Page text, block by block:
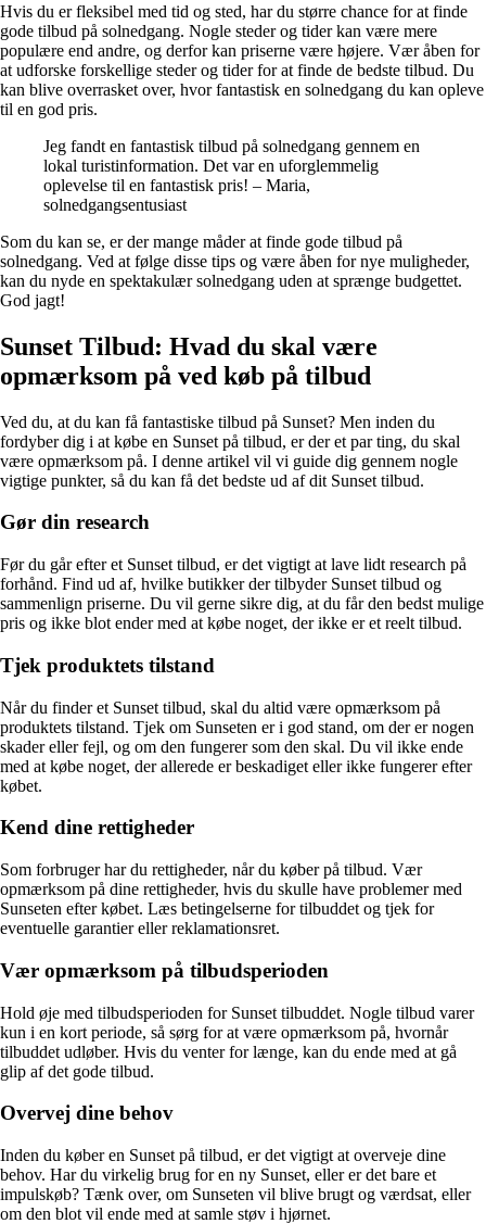
Hvis du er fleksibel med tid og sted, har du større chance for at finde
gode tilbud på solnedgang. Nogle steder og tider kan være mere
populære end andre, og derfor kan priserne være højere. Vær åben for
at udforske forskellige steder og tider for at finde de bedste tilbud. Du
kan blive overrasket over, hvor fantastisk en solnedgang du kan opleve
til en god pris.
Jeg fandt en fantastisk tilbud på solnedgang gennem en
lokal turistinformation. Det var en uforglemmelig
oplevelse til en fantastisk pris! – Maria,
solnedgangsentusiast
Som du kan se, er der mange måder at finde gode tilbud på
solnedgang. Ved at følge disse tips og være åben for nye muligheder,
kan du nyde en spektakulær solnedgang uden at sprænge budgettet.
God jagt!
Sunset Tilbud: Hvad du skal være
opmærksom på ved køb på tilbud
Ved du, at du kan få fantastiske tilbud på Sunset? Men inden du
fordyber dig i at købe en Sunset på tilbud, er der et par ting, du skal
være opmærksom på. I denne artikel vil vi guide dig gennem nogle
vigtige punkter, så du kan få det bedste ud af dit Sunset tilbud.
Gør din research
Før du går efter et Sunset tilbud, er det vigtigt at lave lidt research på
forhånd. Find ud af, hvilke butikker der tilbyder Sunset tilbud og
sammenlign priserne. Du vil gerne sikre dig, at du får den bedst mulige
pris og ikke blot ender med at købe noget, der ikke er et reelt tilbud.
Tjek produktets tilstand
Når du finder et Sunset tilbud, skal du altid være opmærksom på
produktets tilstand. Tjek om Sunseten er i god stand, om der er nogen
skader eller fejl, og om den fungerer som den skal. Du vil ikke ende
med at købe noget, der allerede er beskadiget eller ikke fungerer efter
købet.
Kend dine rettigheder
Som forbruger har du rettigheder, når du køber på tilbud. Vær
opmærksom på dine rettigheder, hvis du skulle have problemer med
Sunseten efter købet. Læs betingelserne for tilbuddet og tjek for
eventuelle garantier eller reklamationsret.
Vær opmærksom på tilbudsperioden
Hold øje med tilbudsperioden for Sunset tilbuddet. Nogle tilbud varer
kun i en kort periode, så sørg for at være opmærksom på, hvornår
tilbuddet udløber. Hvis du venter for længe, kan du ende med at gå
glip af det gode tilbud.
Overvej dine behov
Inden du køber en Sunset på tilbud, er det vigtigt at overveje dine
behov. Har du virkelig brug for en ny Sunset, eller er det bare et
impulskøb? Tænk over, om Sunseten vil blive brugt og værdsat, eller
om den blot vil ende med at samle støv i hjørnet.